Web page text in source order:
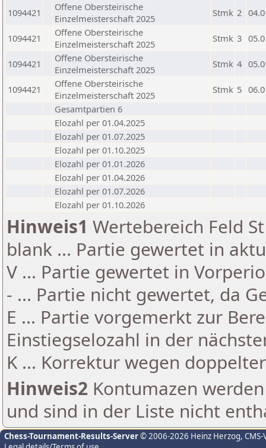
1094421
Offene Obersteirische
Einzelmeisterschaft 2025
Stmk 2
1094421
Offene Obersteirische
Einzelmeisterschaft 2025
Stmk 3
1094421
Offene Obersteirische
Einzelmeisterschaft 2025
Stmk 4
1094421
Offene Obersteirische
Einzelmeisterschaft 2025
Stmk 5
Gesamtpartien 6
Elozahl per 01.04.2025
Elozahl per 01.07.2025
Elozahl per 01.10.2025
Elozahl per 01.01.2026
Elozahl per 01.04.2026
Elozahl per 01.07.2026
Elozahl per 01.10.2026
Hinweis1 Wertebereich Feld
blank ... Partie gewertet in
V ... Partie gewertet in
- ... Partie nicht gewertet, da
E ... Partie vorgemerkt zur
Einstiegselozahl in der
K ... Korrektur wegen
Hinweis2 Kontumazen
und sind in der Liste nicht
Chess-Tournament-Results-Server© 2006-2026 Heinz Herzog,